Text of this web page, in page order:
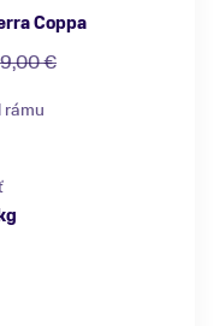
Coppa
€
rámu